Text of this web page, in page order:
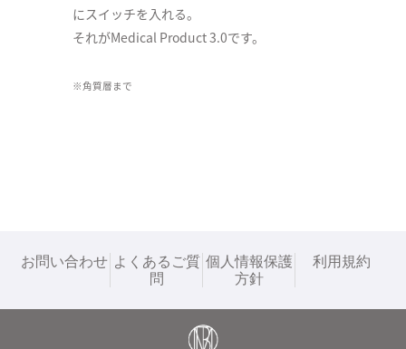
にスイッチを入れる。
それがMedical Product 3.0です。
※角質層まで
お問い合わせ よくあるご質
問
個人情報保護
方針
利用規約